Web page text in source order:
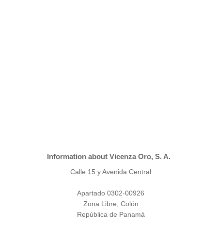
Information about Vicenza Oro, S. A.
Calle 15 y Avenida Central
Apartado 0302-00926
Zona Libre, Colón
República de Panamá